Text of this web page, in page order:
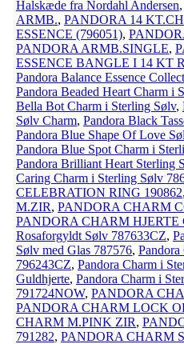
Halskæde fra Nordahl Andersen,
ARMB., PANDORA 14
ESSENCE (796051),
PANDORA ARMB.SINGLE,
ESSENCE BANGLE I 14 KT
Pandora Balance Essence
Pandora Beaded Heart Charm i
Bella Bot Charm i Sterling Sølv,
Sølv Charm, Pandora Black
Pandora Blue Shape Of Love
Pandora Blue Spot Charm i
Pandora Brilliant Heart Sterling
Caring Charm i Sterling Sølv
CELEBRATION RING 190862,
M.ZIR, PANDORA CHARM
PANDORA CHARM HJERTE
Rosaforgyldt Sølv 787633CZ,
Sølv med Glas 787576,
796243CZ, Pandora Charm i
Guldhjerte, Pandora Charm i
791724NOW, PANDORA
PANDORA CHARM LOCK
CHARM M.PINK ZIR,
791282, PANDORA CHARM